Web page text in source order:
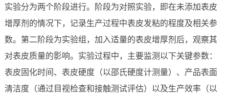
实验分为两个阶段进行。阶段为对照实验，即在未添加表皮
增厚剂的情况下，记录生产过程中表皮发粘的程度及相关参
数。第二阶段为实验组，加入适量的表皮增厚剂后，观察其
对表皮质量的影响。实验过程中，主要监测以下关键参数：
表皮固化时间、表皮硬度（以邵氏硬度计测量）、产品表面
清洁度（通过目视检查和接触测试评估）以及生产效率（以